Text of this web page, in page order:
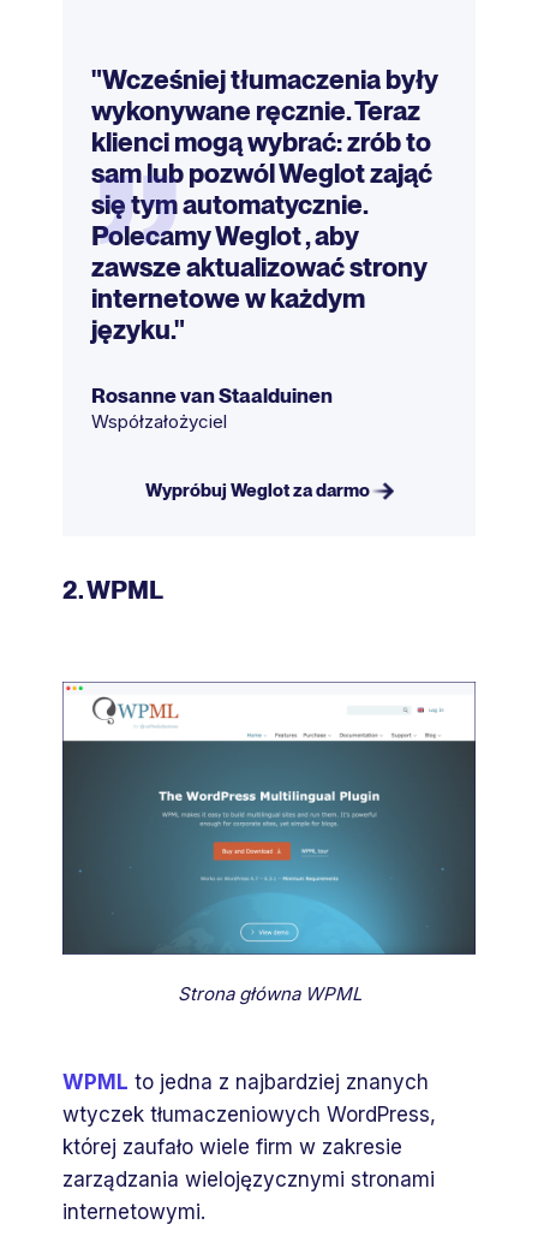
"Wcześniej tłumaczenia były
wykonywane ręcznie. Teraz
klienci mogą wybrać: zrób to
sam lub pozwól Weglot zająć
się tym automatycznie.
Polecamy Weglot , aby
zawsze aktualizować strony
internetowe w każdym
języku."
Rosanne van Staalduinen
Współzałożyciel
Wypróbuj Weglot za darmo
„
2. WPML
Strona główna WPML
WPML to jedna z najbardziej znanych
wtyczek tłumaczeniowych WordPress,
której zaufało wiele firm w zakresie
zarządzania wielojęzycznymi stronami
internetowymi.